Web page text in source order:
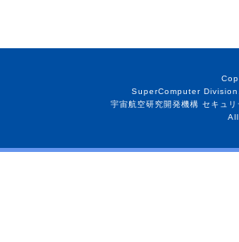
SuperComputer
宇宙航空研究開発機構 セキュ